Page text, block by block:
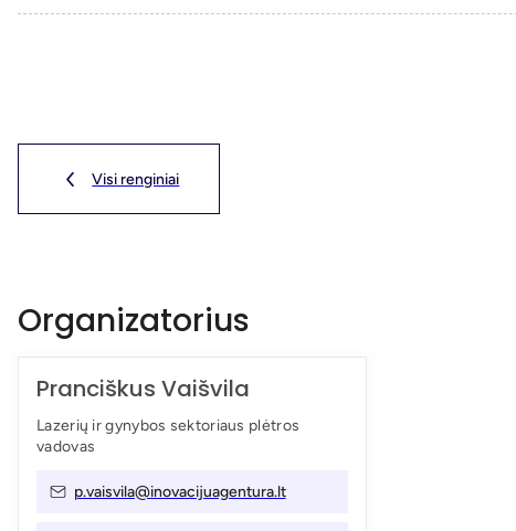
Visi renginiai
Organizatorius
Pranciškus Vaišvila
Lazerių ir gynybos sektoriaus plėtros
vadovas
p.vaisvila@inovacijuagentura.lt